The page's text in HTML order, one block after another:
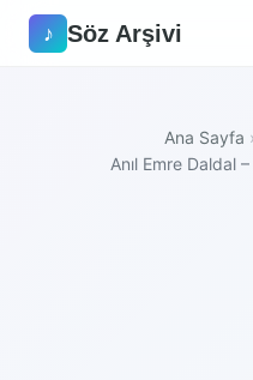
♪ Söz Arşivi
Ana Sayfa ›
Anıl Emre Daldal